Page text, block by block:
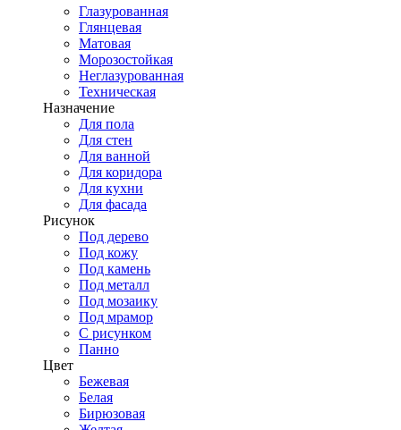
Глазурованная
Глянцевая
Матовая
Морозостойкая
Неглазурованная
Техническая
Назначение
Для пола
Для стен
Для ванной
Для коридора
Для кухни
Для фасада
Рисунок
Под дерево
Под кожу
Под камень
Под металл
Под мозаику
Под мрамор
С рисунком
Панно
Цвет
Бежевая
Белая
Бирюзовая